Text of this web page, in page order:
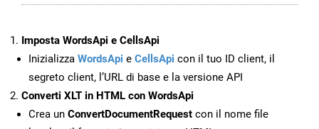
Imposta WordsApi e CellsApi
Inizializza WordsApi e CellsApi con il tuo ID client, il
segreto client, l’URL di base e la versione API
Converti XLT in HTML con WordsApi
Crea un ConvertDocumentRequest con il nome file